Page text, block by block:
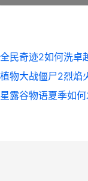
星露谷物语夏季如